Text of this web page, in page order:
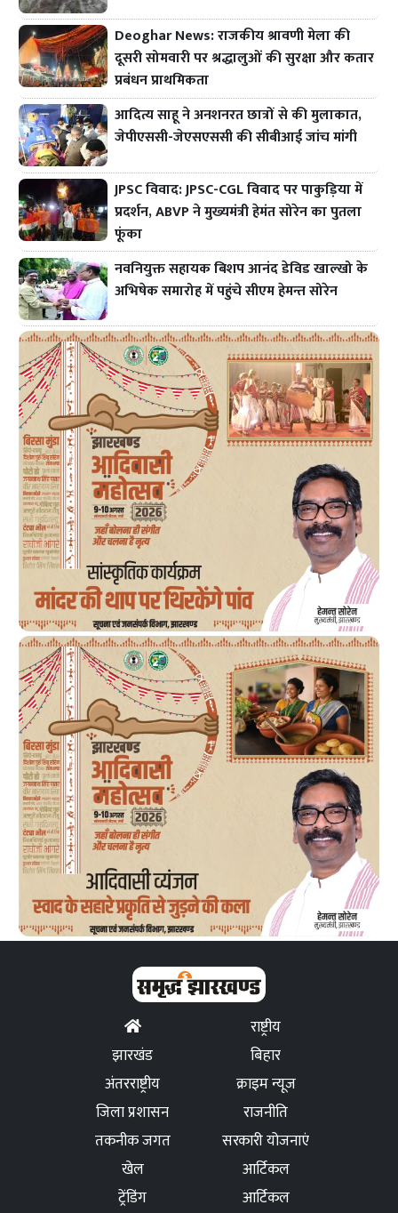
Deoghar News: राजकीय श्रावणी मेला की
दूसरी सोमवारी पर श्रद्धालुओं की सुरक्षा और कतार
प्रबंधन प्राथमिकता
आदित्य साहू ने अनशनरत छात्रों से की मुलाकात,
जेपीएससी-जेएसएससी की सीबीआई जांच मांगी
JPSC विवाद: JPSC-CGL विवाद पर पाकुड़िया में
प्रदर्शन, ABVP ने मुख्यमंत्री हेमंत सोरेन का पुतला
फूंका
नवनियुक्त सहायक बिशप आनंद डेविड खाल्खो के
अभिषेक समारोह में पहुंचे सीएम हेमन्त सोरेन
राष्ट्रीय
झारखंड
बिहार
अंतरराष्ट्रीय
क्राइम न्यूज
जिला प्रशासन
राजनीति
तकनीक जगत
सरकारी योजनाएं
खेल
आर्टिकल
ट्रेंडिंग
आर्टिकल